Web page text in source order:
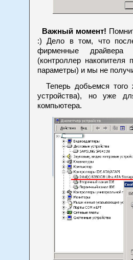
Важный момент!
:) Дело в том, что
фирменные драйвера
(контроллер накопителя
параметры) и мы не
Теперь добьемся того
устройства), но уже
компьютера.